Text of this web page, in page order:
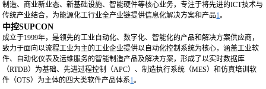
制造、商业新业态、新基础设施、智能硬件等核心业务，专注于将先进的ICT技术与
传统产业结合，为能源化工行业全产业链提供信息化解决方案和产品1。
中控SUPCON
成立于1999年，是领先的工业自动化、数字化、智能化的产品和解决方案供应商，
致力于面向以流程工业为主的工业企业提供以自动化控制系统为核心，涵盖工业软
件、自动化仪表及运维服务的智能制造产品及解决方案，形成了以实时数据库
（RTDB）为基础、先进过程控制（APC）、制造执行系统（MES）和仿真培训软
件（OTS）为主体的四大类软件产品体系1。